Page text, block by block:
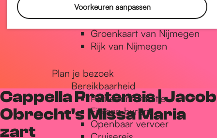
Voorkeuren aanpassen
Natuur in Nijmegen
Groenkaart van Nijmegen
Rijk van Nijmegen
Plan je bezoek
Bereikbaarheid
Parkeerinformatie
Fietsen huren
Openbaar vervoer
Cappella Pratensis | Jacob
Obrecht's Missa Maria
zart